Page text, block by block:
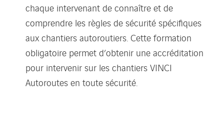
chaque intervenant de connaître et de
comprendre les règles de sécurité spécifiques
aux chantiers autoroutiers. Cette formation
obligatoire permet d’obtenir une accréditation
pour intervenir sur les chantiers VINCI
Autoroutes en toute sécurité.